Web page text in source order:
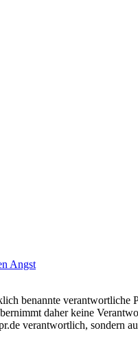
Angst
benannte
daher keine
verantwortlich, sondern